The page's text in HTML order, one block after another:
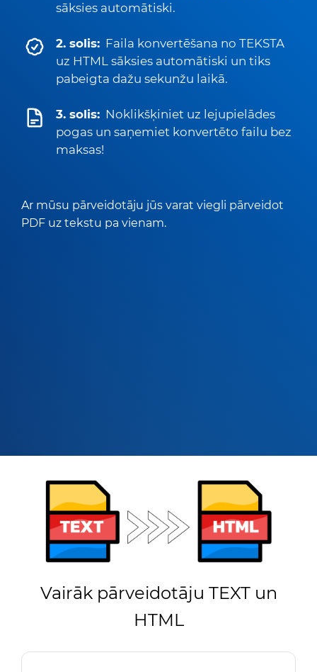
sāksies automātiski.
2. solis: Faila konvertēšana no TEKSTA
uz HTML sāksies automātiski un tiks
pabeigta dažu sekunžu laikā.
3. solis: Noklikšķiniet uz lejupielādes
pogas un saņemiet konvertēto failu bez
maksas!
Ar mūsu pārveidotāju jūs varat viegli pārveidot
PDF uz tekstu pa vienam.
Vairāk pārveidotāju TEXT un
HTML